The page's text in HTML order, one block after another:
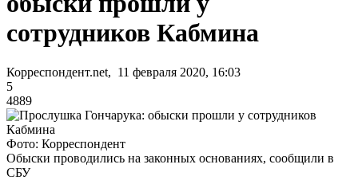
сотрудников Кабмина
Корреспондент.net, 11 февраля 2020, 16:03
5
4889
Фото: Корреспондент
Обыски проводились на законных основаниях, сообщили в
СБУ